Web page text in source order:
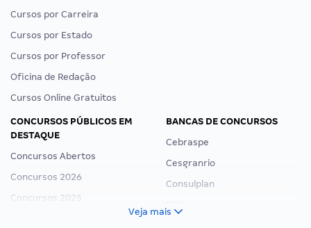
Cursos por Carreira
Cursos por Estado
Cursos por Professor
Oficina de Redação
Cursos Online Gratuitos
CONCURSOS PÚBLICOS EM
DESTAQUE
Concursos Abertos
Concursos 2026
Concursos 2025
BANCAS DE CONCURSOS
Cebraspe
Cesgranrio
Consulplan
Veja mais